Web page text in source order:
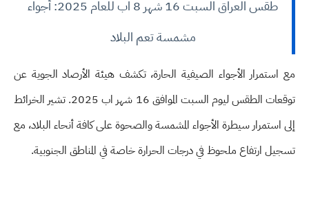
طقس العراق السبت 16 شهر 8 اب للعام 2025: أجواء
مشمسة تعم البلاد
مع استمرار الأجواء الصيفية الحارة، تكشف هيئة الأرصاد الجوية عن
توقعات الطقس ليوم السبت الموافق 16 شهر اب 2025. تشير الخرائط
إلى استمرار سيطرة الأجواء المشمسة والصحوة على كافة أنحاء البلاد، مع
تسجيل ارتفاع ملحوظ في درجات الحرارة خاصة في المناطق الجنوبية.